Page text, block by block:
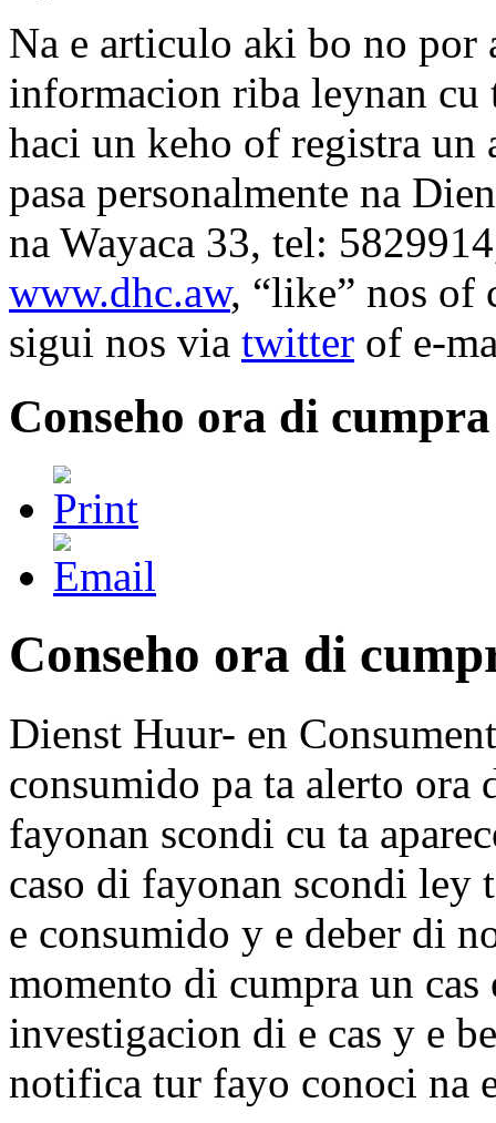
Na e articulo aki bo no por
informacion riba leynan cu
haci un keho of registra un
pasa personalmente na
na Wayaca 33, tel:
www.dhc.aw, “like” nos of
sigui nos via twitter of e-
Conseho ora di
Conseho ora di
Dienst Huur- en
consumido pa ta alerto ora
fayonan scondi cu ta
caso di fayonan scondi ley
e consumido y e deber di
momento di cumpra un
investigacion di e cas y e
notifica tur fayo conoci na